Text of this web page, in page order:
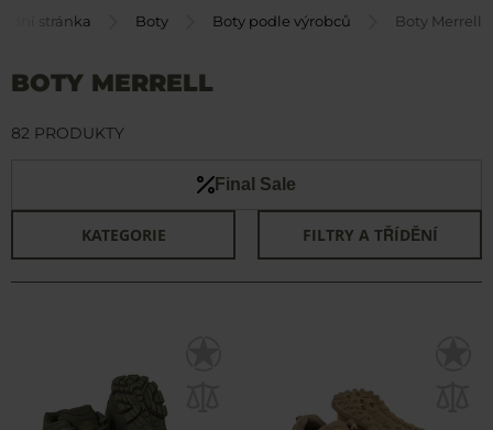
stránka Boty Boty podle výrobců Boty Merrell
BOTY MERRELL
Final Sale
KATEGORIE FILTRY A TŘÍDĚNÍ
82 PRODUKTY